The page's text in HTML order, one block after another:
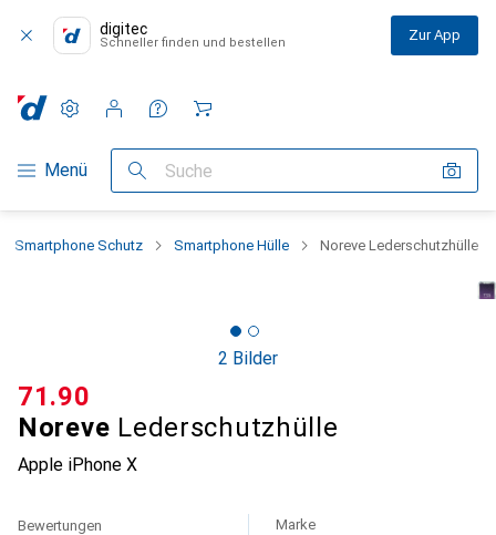
digitec
Schneller finden und bestellen Zur App
Navigation nach Kategorien
Menü Suche
Einstellungen
Kundenkonto
Vergleichslisten
Merklisten
Warenkorb
Smartphone Schutz Smartphone Hülle Noreve Lederschutzhülle
2 Bilder
Noreve Lederschutzhülle
Apple iPhone X
CHF
71.90
Bewertungen Marke